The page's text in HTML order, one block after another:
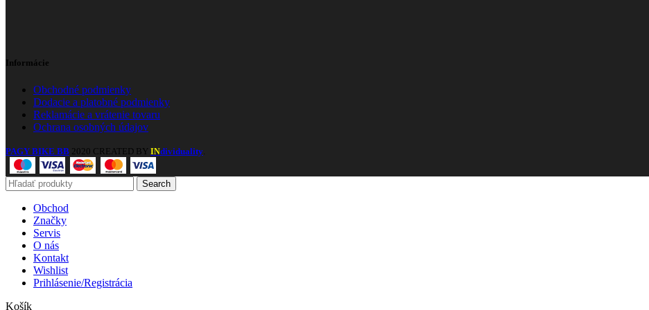
Informácie
Obchodné podmienky
Dodacie a platobné podmienky
Reklamácie a vrátenie tovaru
Ochrana osobných údajov
PAGY BIKE BB 2020 CREATED BY INdividuality
Search
Obchod
Značky
Servis
O nás
Kontakt
Wishlist
Prihlásenie/Registrácia
Košík